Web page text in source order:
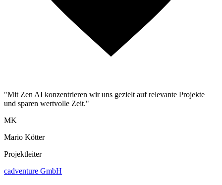
"Mit Zen AI konzentrieren wir uns gezielt auf relevante Projekte
und sparen wertvolle Zeit."
MK
Mario Kötter
Projektleiter
cadventure GmbH